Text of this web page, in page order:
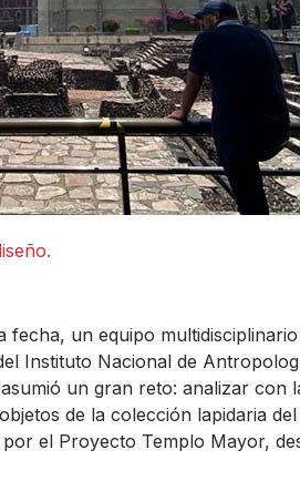
fecha, un equipo
Instituto Nacional de
un gran reto: analizar con
de la colección lapidaria
el Proyecto Templo Mayor,